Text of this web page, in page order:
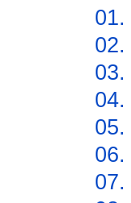
01.
02.
03.
04.
05.
06.
07.